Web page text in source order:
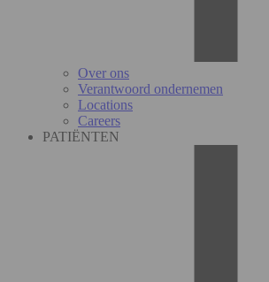
Over ons
Verantwoord ondernemen
Locations
Careers
PATIËNTEN